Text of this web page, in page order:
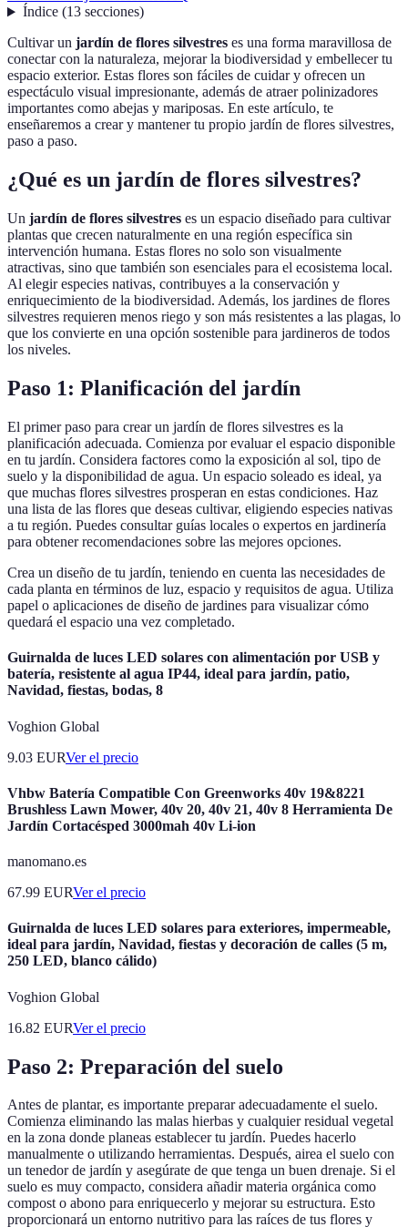
Índice(13 secciones)
Cultivar un jardín de flores silvestres es una forma maravillosa de
conectar con la naturaleza, mejorar la biodiversidad y embellecer tu
espacio exterior. Estas flores son fáciles de cuidar y ofrecen un
espectáculo visual impresionante, además de atraer polinizadores
importantes como abejas y mariposas. En este artículo, te
enseñaremos a crear y mantener tu propio jardín de flores silvestres,
paso a paso.
¿Qué es un jardín de flores silvestres?
Un jardín de flores silvestres es un espacio diseñado para cultivar
plantas que crecen naturalmente en una región específica sin
intervención humana. Estas flores no solo son visualmente
atractivas, sino que también son esenciales para el ecosistema local.
Al elegir especies nativas, contribuyes a la conservación y
enriquecimiento de la biodiversidad. Además, los jardines de flores
silvestres requieren menos riego y son más resistentes a las plagas, lo
que los convierte en una opción sostenible para jardineros de todos
los niveles.
Paso 1: Planificación del jardín
El primer paso para crear un jardín de flores silvestres es la
planificación adecuada. Comienza por evaluar el espacio disponible
en tu jardín. Considera factores como la exposición al sol, tipo de
suelo y la disponibilidad de agua. Un espacio soleado es ideal, ya
que muchas flores silvestres prosperan en estas condiciones. Haz
una lista de las flores que deseas cultivar, eligiendo especies nativas
a tu región. Puedes consultar guías locales o expertos en jardinería
para obtener recomendaciones sobre las mejores opciones.
Crea un diseño de tu jardín, teniendo en cuenta las necesidades de
cada planta en términos de luz, espacio y requisitos de agua. Utiliza
papel o aplicaciones de diseño de jardines para visualizar cómo
quedará el espacio una vez completado.
Guirnalda de luces LED solares con alimentación por USB y
batería, resistente al agua IP44, ideal para jardín, patio,
Navidad, fiestas, bodas, 8
Voghion Global
9.03 EURVer el precio
Vhbw Batería Compatible Con Greenworks 40v 19&8221
Brushless Lawn Mower, 40v 20, 40v 21, 40v 8 Herramienta De
Jardín Cortacésped 3000mah 40v Li-ion
manomano.es
67.99 EURVer el precio
Guirnalda de luces LED solares para exteriores, impermeable,
ideal para jardín, Navidad, fiestas y decoración de calles (5 m,
250 LED, blanco cálido)
Voghion Global
16.82 EURVer el precio
Paso 2: Preparación del suelo
Antes de plantar, es importante preparar adecuadamente el suelo.
Comienza eliminando las malas hierbas y cualquier residual vegetal
en la zona donde planeas establecer tu jardín. Puedes hacerlo
manualmente o utilizando herramientas. Después, airea el suelo con
un tenedor de jardín y asegúrate de que tenga un buen drenaje. Si el
suelo es muy compacto, considera añadir materia orgánica como
compost o abono para enriquecerlo y mejorar su estructura. Esto
proporcionará un entorno nutritivo para las raíces de tus flores y